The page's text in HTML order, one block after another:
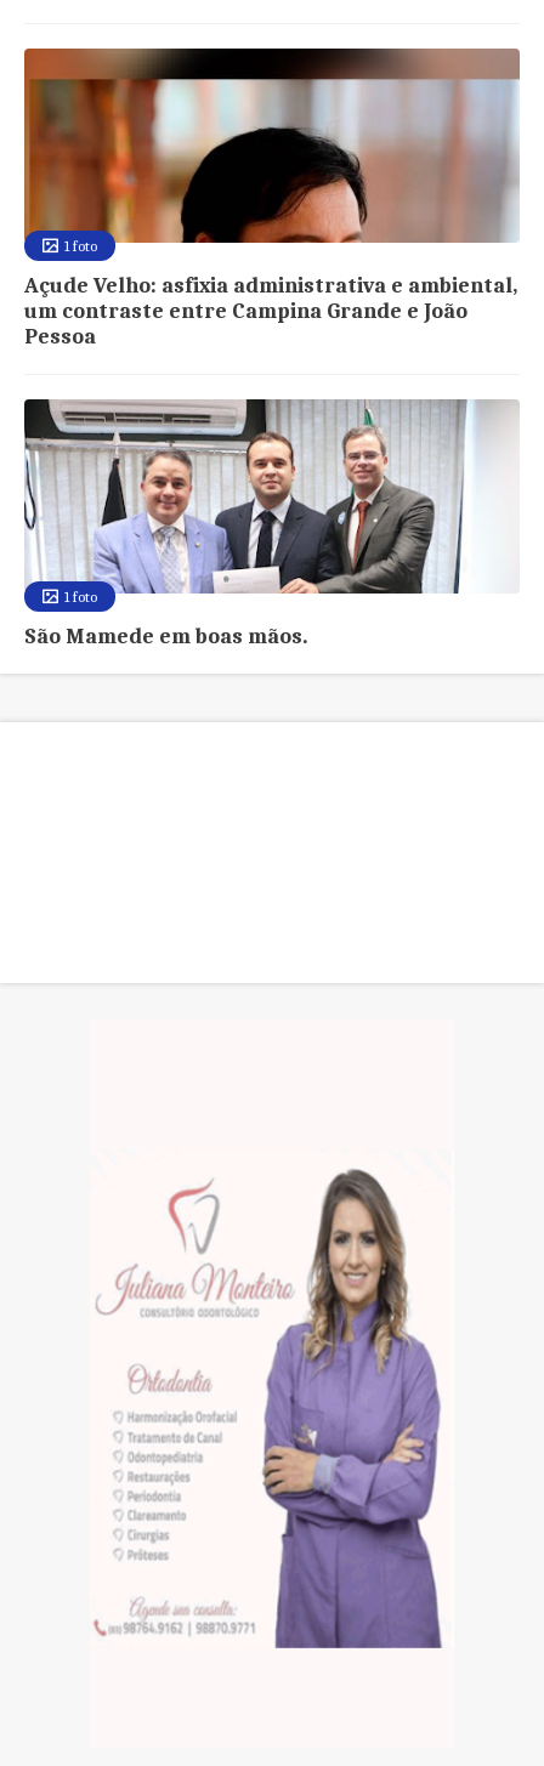
1 foto
Açude Velho: asfixia administrativa e ambiental,
um contraste entre Campina Grande e João
Pessoa
1 foto
São Mamede em boas mãos.